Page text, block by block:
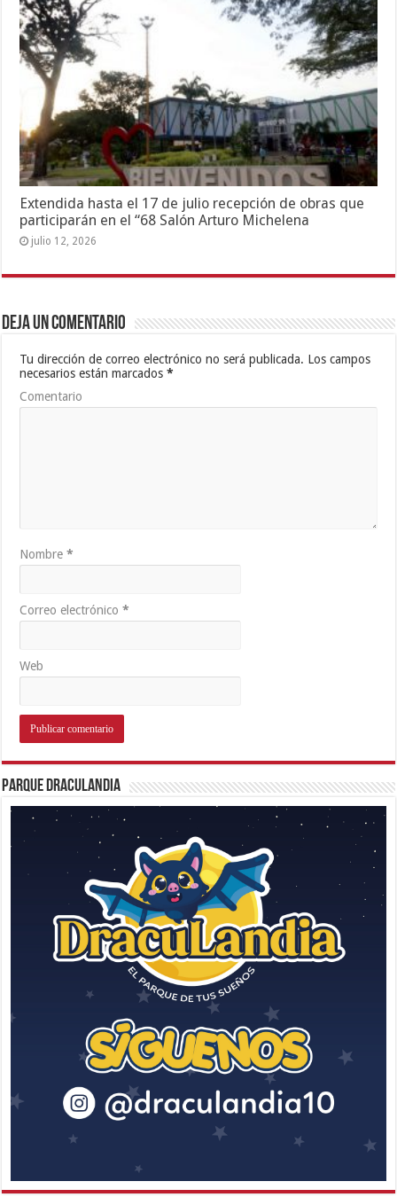
Extendida hasta el 17 de julio recepción de obras que
participarán en el “68 Salón Arturo Michelena
julio 12, 2026
Deja un comentario
Tu dirección de correo electrónico no será publicada. Los campos
necesarios están marcados*
Comentario
Nombre*
Correo electrónico*
Web
Parque Draculandia